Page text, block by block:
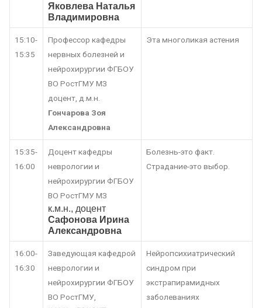
Яковлева Наталья
Владимировна
15:10-
15:35
Профессор кафедры
нервных болезней и
нейрохирургии ФГБОУ
ВО РостГМУ МЗ
доцент, д.м.н.
Гончарова Зоя
Александровна
Эта многоликая астения
15:35-
16:00
Доцент кафедры
неврологии и
нейрохирургии ФГБОУ
ВО РостГМУ МЗ
к.м.н., доцент
Сафонова Ирина
Александровна
Болезнь-это факт.
Страдание-это выбор.
16:00-
16:30
Заведующая кафедрой
неврологии и
нейрохирургии ФГБОУ
ВО РостГМУ,
Нейропсихиатрический
синдром при
экстрапирамидных
заболеваниях